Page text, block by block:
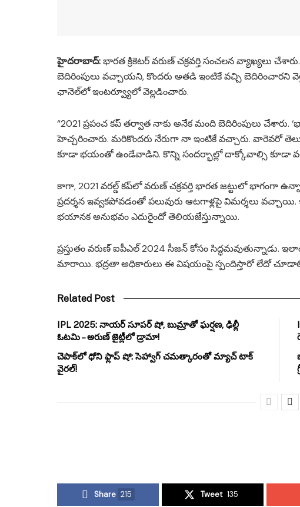
హైదరాబాద్:భారత క్రికెటర్ వరుణ్ చక్రవర్తి సంచలన వ్యాఖ్యలు
బెదిరింపులు వచ్చాయని, కొందరు అతడి ఇంటికే వచ్చి
ఛానెల్‌లో ఇంటర్వ్యూలో వెల్లడించారు.
“2021 ప్రపంచ కప్ తర్వాత నాకు అనేక మంది బెదిరింపులు
హెచ్చరించారు. మరికొందరు నేరుగా నా ఇంటికే వచ్చారు. వారెవరో
కూడా భయంతో ఉండేవాడిని. కొన్ని సందర్భాల్లో దాక్కోవాల్సి కూడా
కాగా, 2021 వరల్డ్ కప్‌లో వరుణ్ చక్రవర్తి భారత జట్టులో
ప్రదర్శన ఇవ్వకపోవడంతో పలువురు ఆటగాళ్లపై విమర్శలు
భయానక అనుభవం ఎదురైందో తెలియజేస్తున్నాయి.
ప్రస్తుతం వరుణ్ ఐపీఎల్‌ 2024 సీజన్ కోసం సిద్ధమవుతున్నాడు.
మారాయి. భద్రతా అధికారులు ఈ విషయంపై స్పందిస్తారో లేదో
Related Post
IPL 2025: నాయర్ సూపర్ షో, బుమ్రాతో ఘర్షణ, ఢిల్లీ
ఓటమి – అరుణ్ జైట్లీలో డ్రామా!
చెపాక్‌లో ధోని ఫ్లాప్ షో: సెహ్వాగ్ చమత్కారంతో మ్యాచ్ టాక్
వైరల్!
Share 215 Tweet 135